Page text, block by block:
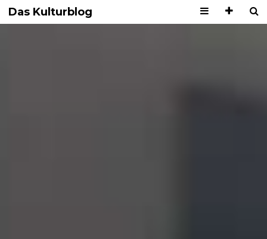
Das Kulturblog